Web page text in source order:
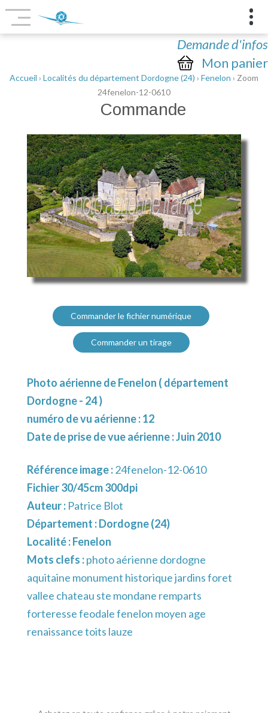
Demande d'infos
Mon panier
Accueil › Localités du département Dordogne (24) › Fenelon › Zoom
24fenelon-12-0610
Commande
Commander le fichier numérique
Commander un tirage
Photo aérienne de Fenelon ( département
Dordogne - 24 )
numéro de vu aérienne : 12
Date de prise de vue aérienne : Juin 2010
Référence image :24fenelon-12-0610
Fichier 30/45cm 300dpi
Auteur : Patrice Blot
Département :Dordogne (24)
Localité :Fenelon
Mots clefs :photo aérienne dordogne
aquitaine monument historique jardins foret
vallee chateau ste mondane remparts
forteresse feodale fenelon moyen age
renaissance toits lauze